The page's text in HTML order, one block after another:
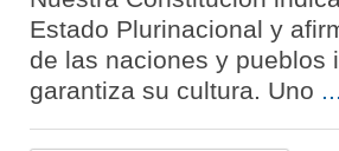
Estado Plurinacional y
de las naciones y pueblos
garantiza su cultura. Uno